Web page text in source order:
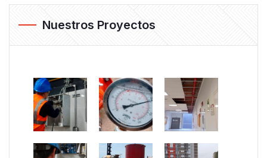
Nuestros Proyectos